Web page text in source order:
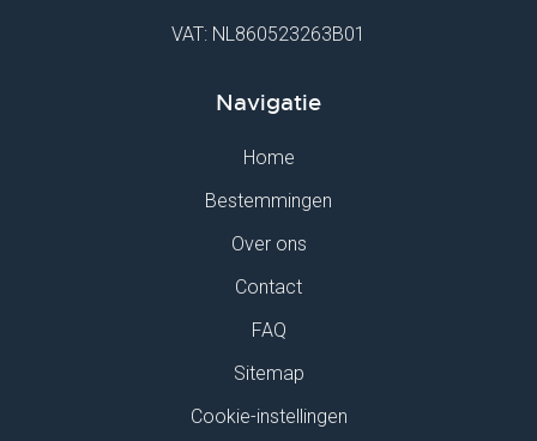
VAT: NL860523263B01
Navigatie
Home
Bestemmingen
Over ons
Contact
FAQ
Sitemap
Cookie-instellingen